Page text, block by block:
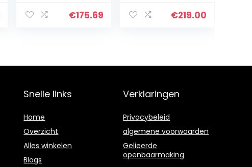
€175.69
4598 22, 12 V,
€219.00
Snelle links
Home
Overzicht
Alles winkelen
Blogs
Verklaringen
Privacybeleid
algemene voorwaarden
Gelieerde
openbaarmaking